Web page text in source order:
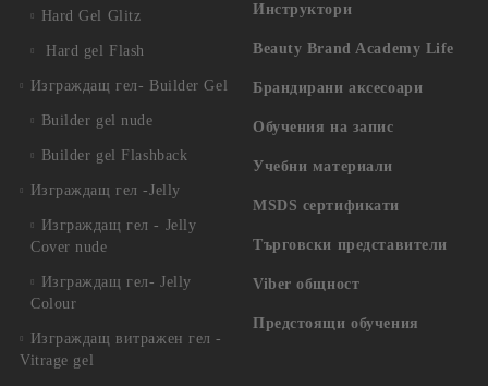
Hard Gel Glitz
Hard gel Flash
Изграждащ гел- Builder Gel
Builder gel nude
Builder gel Flashback
Изграждащ гел -Jelly
Изграждащ гел - Jelly
Cover nude
Изграждащ гел- Jelly
Colour
Изграждащ витражен гел -
Vitrage gel
Инструктори
Beauty Brand Academy Life
Брандирани аксесоари
Обучения на запис
Учебни материали
MSDS сертификати
Търговски представители
Viber общност
Предстоящи обучения